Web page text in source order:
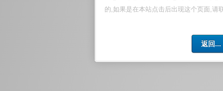
的,如果是在本站点击后出现这个页面,请
返回...